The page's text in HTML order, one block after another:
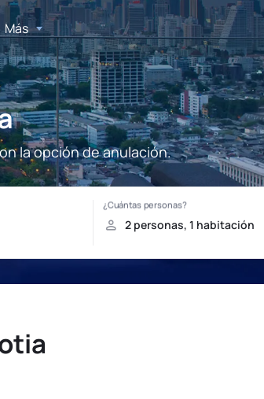
Más
la opción de anulación.